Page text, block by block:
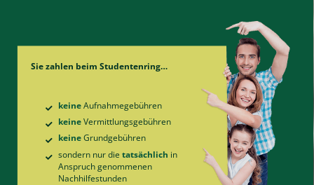
Sie zahlen beim Studentenring…
keineAufnahme­gebühren
keineVermittlungs­gebühren
keineGrund­gebühren
sondern nur die tatsächlich in
Anspruch genommenen
Nachhilfe­stunden